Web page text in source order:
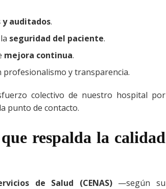
y auditados.
seguridad del paciente.
mejora continua.
y transparencia.
colectivo de nuestro hospital por
punto de contacto.
respalda la calidad
de Salud (CENAS)—según su